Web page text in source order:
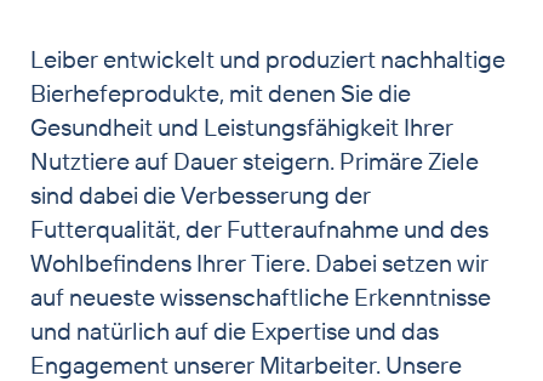
Leiber entwickelt und produziert nachhaltige
Bierhefeprodukte, mit denen Sie die
Gesundheit und Leistungsfähigkeit Ihrer
Nutztiere auf Dauer steigern. Primäre Ziele
sind dabei die Verbesserung der
Futterqualität, der Futteraufnahme und des
Wohlbefindens Ihrer Tiere. Dabei setzen wir
auf neueste wissenschaftliche Erkenntnisse
und natürlich auf die Expertise und das
Engagement unserer Mitarbeiter. Unsere